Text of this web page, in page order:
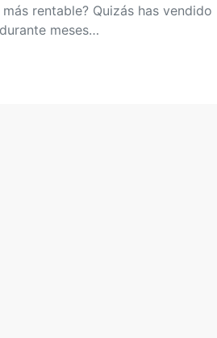
rentable? Quizás has vendido
meses…